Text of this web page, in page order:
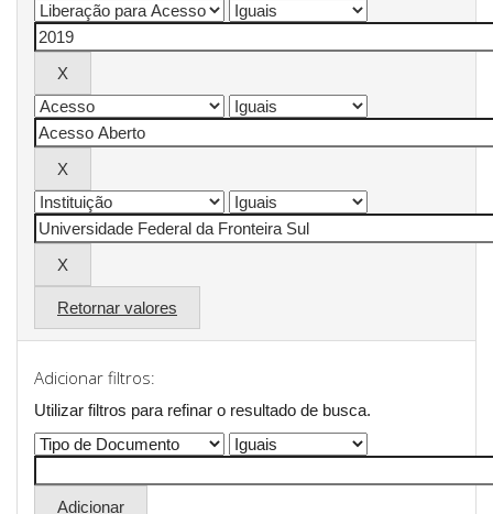
Retornar valores
Adicionar filtros:
Utilizar filtros para refinar o resultado de busca.